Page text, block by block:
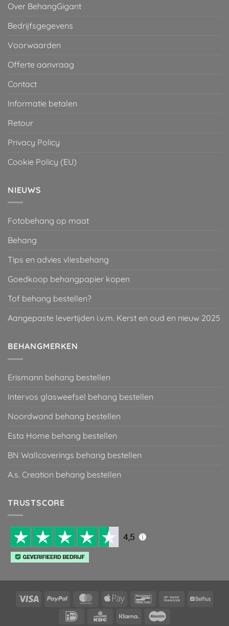
Over BehangGigant
Bedrijfsgegevens
Voorwaarden
Offerte aanvraag
Contact
Informatie betalen
Retour
Privacy Policy
Cookie Policy (EU)
NIEUWS
Fotobehang op maat
Behang
Tips en advies vliesbehang
Goedkoop behangpapier kopen
Tof behang bestellen?
Aangepaste levertijden i.v.m. Kerst en oud en nieuw 2025
BEHANGMERKEN
Erismann behang bestellen
Intervos glasweefsel behang bestellen
Noordwand behang bestellen
Esta Home behang bestellen
BN Wallcoverings behang bestellen
A.s. Creation behang bestellen
TRUSTSCORE
Visa PayPal MasterCard
Apple
BancontactBank
IDeal
KBC Klarna